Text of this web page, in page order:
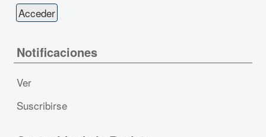
Notificaciones
Ver
Suscribirse